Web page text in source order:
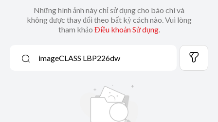
Những hình ảnh này chỉ sử dụng cho báo chí và
không được thay đổi theo bất kỳ cách nào. Vui lòng
tham khảo Điều khoản Sử dụng.